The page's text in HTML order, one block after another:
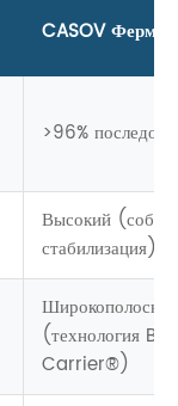
CASOV
>96%
Высокий
стабилизация)
(технология
Carrier®)